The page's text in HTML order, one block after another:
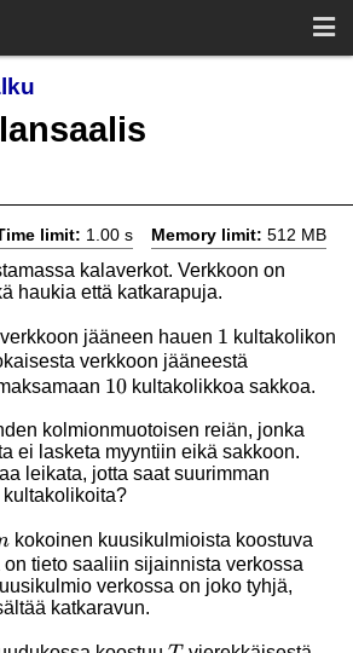
limit: 1.00 s Memory limit: 512 MB
kalaverkot. Verkkoon on
haukia että katkarapuja.
jääneen hauen 1
1 kultakolikon
verkkoon jääneestä
10
10kultakolikkoa sakkoa.
kolmionmuotoisen reiän, jonka
ei lasketa myyntiin eikä sakkoon.
leikata, jotta saat suurimman
kokoinen kuusikulmioista koostuva
tieto saaliin sijainnista verkossa
verkossa on joko tyhjä,
katkaravun.